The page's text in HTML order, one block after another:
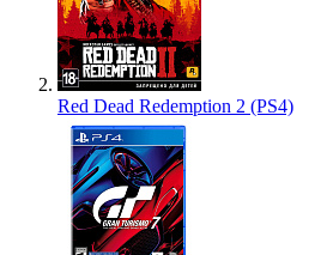
Red Dead Redemption 2 (PS4)